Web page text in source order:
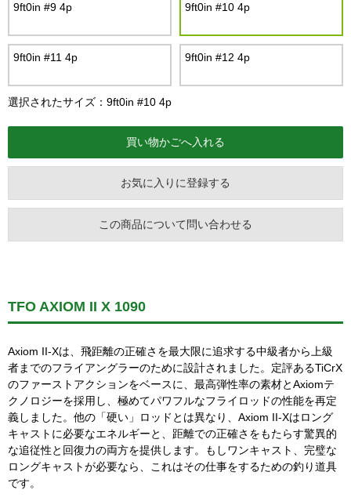
9ft0in #9 4p 9ft0in #10 4p
9ft0in #11 4p 9ft0in #12 4p
選択されたサイズ：9ft0in #10 4p
お気に入りに登録する
この商品について問い合わせる
TFO AXIOM II X 1090
Axiom II-Xは、飛距離の正確さを最大限に追求する中級者から上級
者までのフライアングラーのために設計されました。定評あるTiCrX
のファーストアクションをベースに、最高弾性率の素材とAxiomテ
クノロジーを採用し、極めてパワフルなフライロッドの性能を再定
義しました。他の「硬い」ロッドとは異なり、Axiom II-Xはロング
キャストに必要なエネルギーと、距離での正確さをもたらす驚異的
な追従性と回復力の両方を提供します。もしワンキャスト、完璧な
ロングキャストが必要なら、これはその仕事をするための釣り道具
です。